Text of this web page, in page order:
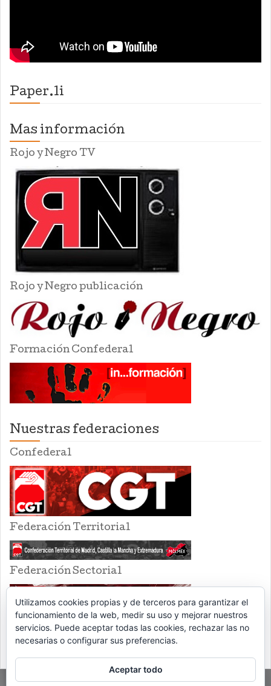
Paper.li
Mas información
Rojo y Negro TV
Rojo y Negro publicación
Formación Confederal
Nuestras federaciones
Confederal
Federación Territorial
Federación Sectorial
Utilizamos cookies propias y de terceros para garantizar el
funcionamiento de la web, medir su uso y mejorar nuestros
servicios. Puede aceptar todas las cookies, rechazar las no
necesarias o configurar sus preferencias.
Aceptar todo